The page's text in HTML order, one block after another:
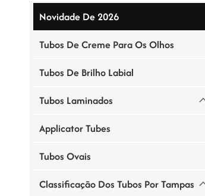
Novidade De 2026
Tubos De Creme Para Os Olhos
Tubos De Brilho Labial
Tubos Laminados
Applicator Tubes
Tubos Ovais
Classificação Dos Tubos Por Tampas